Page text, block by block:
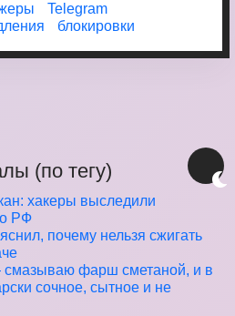
Telegram
блокировки
(по тегу)
хакеры выследили
РФ
почему нельзя сжигать
смазываю фарш сметаной, и в
сочное, сытное и не